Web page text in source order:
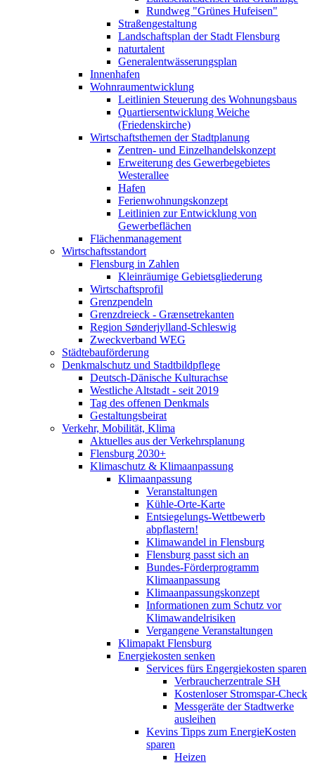
Rundweg "Grünes Hufeisen"
Straßengestaltung
Landschaftsplan der Stadt Flensburg
naturtalent
Generalentwässerungsplan
Innenhafen
Wohnraumentwicklung
Leitlinien Steuerung des Wohnungsbaus
Quartiersentwicklung Weiche
(Friedenskirche)
Wirtschaftsthemen der Stadtplanung
Zentren- und Einzelhandelskonzept
Erweiterung des Gewerbegebietes
Westerallee
Hafen
Ferienwohnungskonzept
Leitlinien zur Entwicklung von
Gewerbeflächen
Flächenmanagement
Wirtschaftsstandort
Flensburg in Zahlen
Kleinräumige Gebietsgliederung
Wirtschaftsprofil
Grenzpendeln
Grenzdreieck - Grænsetrekanten
Region Sønderjylland-Schleswig
Zweckverband WEG
Städtebauförderung
Denkmalschutz und Stadtbildpflege
Deutsch-Dänische Kulturachse
Westliche Altstadt - seit 2019
Tag des offenen Denkmals
Gestaltungsbeirat
Verkehr, Mobilität, Klima
Aktuelles aus der Verkehrsplanung
Flensburg 2030+
Klimaschutz & Klimaanpassung
Klimaanpassung
Veranstaltungen
Kühle-Orte-Karte
Entsiegelungs-Wettbewerb
abpflastern!
Klimawandel in Flensburg
Flensburg passt sich an
Bundes-Förderprogramm
Klimaanpassung
Klimaanpassungskonzept
Informationen zum Schutz vor
Klimawandelrisiken
Vergangene Veranstaltungen
Klimapakt Flensburg
Energiekosten senken
Services fürs Engergiekosten sparen
Verbraucherzentrale SH
Kostenloser Stromspar-Check
Messgeräte der Stadtwerke
ausleihen
Kevins Tipps zum EnergieKosten
sparen
Heizen